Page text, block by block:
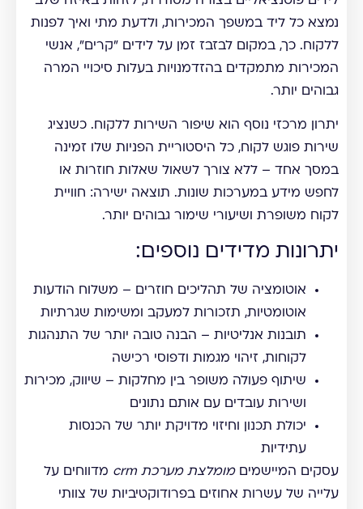
נמצא כל ליד במשפך המכירות, ולדעת מתי ואיך לפנות
ללקוח. כך, במקום לבזבז זמן על לידים "קרים", אנשי
המכירות מתמקדים בהזדמנויות בעלות סיכויי המרה
גבוהים יותר.
יתרון מרכזי נוסף הוא שיפור השירות ללקוח. כשנציג
שירות פוגש לקוח, כל היסטוריית הפניות שלו זמינה
במסך אחד – ללא צורך לשאול שאלות חוזרות או
לחפש מידע במערכות שונות. תוצאה ישירה: חוויית
לקוח משופרת ושיעורי שימור גבוהים יותר.
יתרונות מדידים נוספים:
אוטומציה של תהליכים חוזרים – משלוח הודעות
אוטומטיות, תזכורות למעקב ומשימות שגרתיות
תובנות אנליטיות – הבנה טובה יותר של התנהגות
לקוחות, זיהוי מגמות ודפוסי רכישה
שיתוף פעולה משופר בין מחלקות – שיווק, מכירות
ושירות עובדים עם אותם נתונים
יכולת תכנון וחיזוי מדויקת יותר של הכנסות
עתידיות
עסקים המיישמיםמומלצת מערכת crm
מדווחים על
עלייה של עשרות אחוזים בפרודוקטיביות של צוותי